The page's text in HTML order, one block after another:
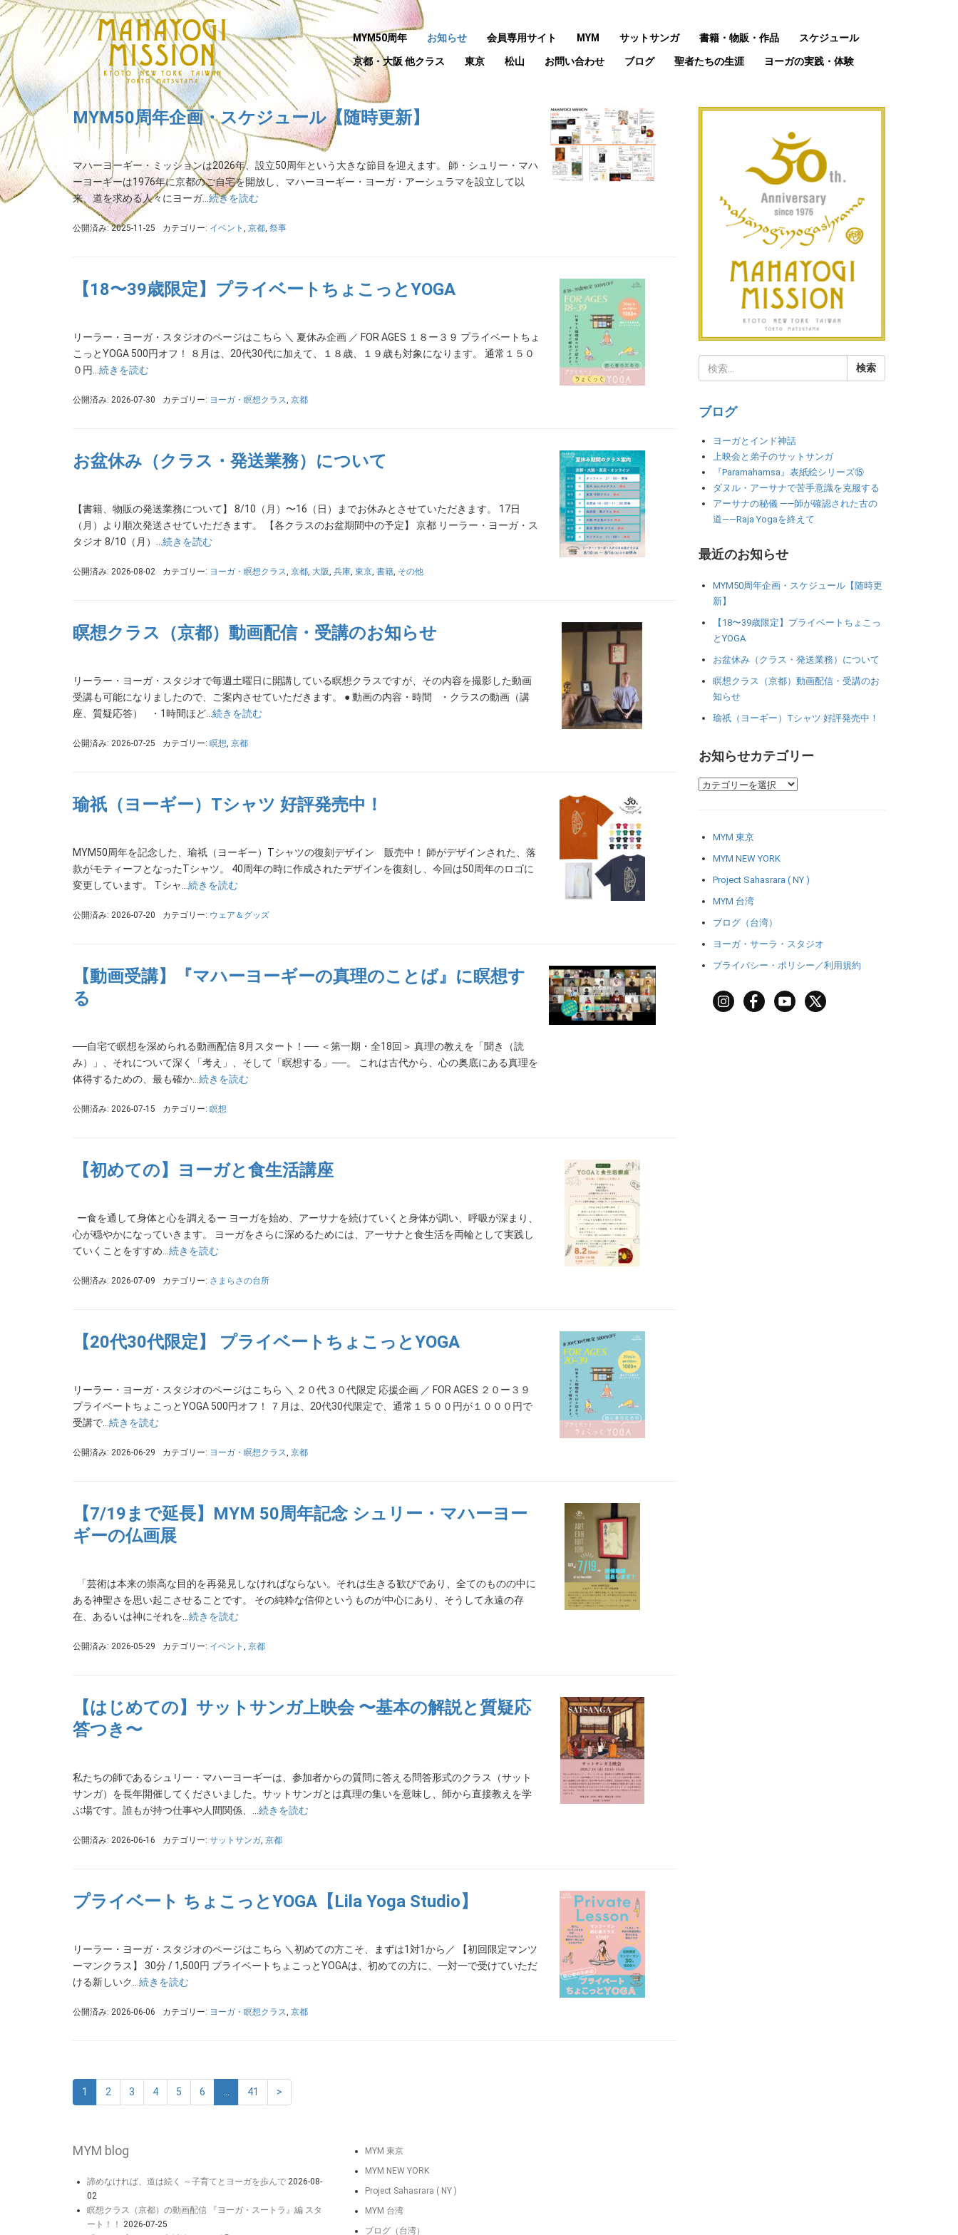
MYM50周年 お知らせ 会員専用サイト MYM サットサンガ 書籍・物販・作品 スケジュール
京都・大阪 他クラス 東京 松山 お問い合わせ ブログ 聖者たちの生涯 ヨーガの実践・体験
MYM50周年企画・スケジュール【随時更新】
マハーヨーギー・ミッションは2026年、設立50周年という大きな節目を迎えます。 師・シュリー・マハ
ーヨーギーは1976年に京都のご自宅を開放し、マハーヨーギー・ヨーガ・アーシュラマを設立して以
来、道を求める人々にヨーガ… 続きを読む
公開済み: 2025-11-25 カテゴリー: イベント , 京都, 祭事
【18〜39歳限定】プライベートちょこっとYOGA
リーラー・ヨーガ・スタジオのページはこちら ＼ 夏休み企画 ／ FOR AGES １８ー３９ プライベートちょ
こっとYOGA 500円オフ！ ８月は、20代30代に加えて、１８歳、１９歳も対象になります。 通常１５０
０円… 続きを読む
公開済み: 2026-07-30 カテゴリー: ヨーガ・瞑想クラス, 京都
お盆休み（クラス・発送業務）について
【書籍、物販の発送業務について】 8/10（月）〜16（日）までお休みとさせていただきます。 17日
（月）より順次発送させていただきます。 【各クラスのお盆期間中の予定】 京都 リーラー・ヨーガ・ス
タジオ 8/10（月）… 続きを読む
公開済み: 2026-08-02 カテゴリー: ヨーガ・瞑想クラス, 京都, 大阪, 兵庫, 東京, 書籍, その他
瞑想クラス（京都）動画配信・受講のお知らせ
リーラー・ヨーガ・スタジオで毎週土曜日に開講している瞑想クラスですが、その内容を撮影した動画
受講も可能になりましたので、ご案内させていただきます。 ● 動画の内容・時間 ・クラスの動画（講
座、質疑応答） ・1時間ほど… 続きを読む
公開済み: 2026-07-25 カテゴリー: 瞑想, 京都
瑜祇（ヨーギー）Tシャツ 好評発売中！
MYM50周年を記念した、瑜祇（ヨーギー）Tシャツの復刻デザイン 販売中！ 師がデザインされた、落
款がモティーフとなったTシャツ。 40周年の時に作成されたデザインを復刻し、今回は50周年のロゴに
変更しています。 Tシャ… 続きを読む
公開済み: 2026-07-20 カテゴリー: ウェア＆グッズ
【動画受講】『マハーヨーギーの真理のことば』に瞑想す
る
──自宅で瞑想を深められる動画配信 8月スタート！── ＜第一期・全18回＞ 真理の教えを「聞き（読
み）」、それについて深く「考え」、そして「瞑想する」──。 これは古代から、心の奥底にある真理を
体得するための、最も確か… 続きを読む
公開済み: 2026-07-15 カテゴリー: 瞑想
【初めての】ヨーガと食生活講座
ー食を通して身体と心を調えるー ヨーガを始め、アーサナを続けていくと身体が調い、呼吸が深まり、
心が穏やかになっていきます。 ヨーガをさらに深めるためには、アーサナと食生活を両輪として実践し
ていくことをすすめ… 続きを読む
公開済み: 2026-07-09 カテゴリー: さまらさの台所
【20代30代限定】 プライベートちょこっとYOGA
リーラー・ヨーガ・スタジオのページはこちら ＼ ２０代３０代限定 応援企画 ／ FOR AGES ２０ー３９
プライベートちょこっとYOGA 500円オフ！ ７月は、20代30代限定で、通常１５００円が１０００円で
受講で… 続きを読む
公開済み: 2026-06-29 カテゴリー: ヨーガ・瞑想クラス, 京都
【7/19まで延長】MYM 50周年記念 シュリー・マハーヨー
ギーの仏画展
「芸術は本来の崇高な目的を再発見しなければならない。それは生きる歓びであり、全てのものの中に
ある神聖さを思い起こさせることです。 その純粋な信仰というものが中心にあり、そうして永遠の存
在、あるいは神にそれを… 続きを読む
公開済み: 2026-05-29 カテゴリー: イベント , 京都
【はじめての】サットサンガ上映会 〜基本の解説と質疑応
答つき〜
私たちの師であるシュリー・マハーヨーギーは、参加者からの質問に答える問答形式のクラス（サット
サンガ）を長年開催してくださいました。サットサンガとは真理の集いを意味し、師から直接教えを学
ぶ場です。誰もが持つ仕事や人間関係、… 続きを読む
公開済み: 2026-06-16 カテゴリー: サットサンガ, 京都
プライベート ちょこっとYOGA【Lila Yoga Studio】
リーラー・ヨーガ・スタジオのページはこちら ＼初めての方こそ、まずは1対1から／ 【初回限定マンツ
ーマンクラス】 30分 / 1,500円 プライベートちょこっとYOGAは、初めての方に、一対一で受けていただ
ける新しいク… 続きを読む
公開済み: 2026-06-06 カテゴリー: ヨーガ・瞑想クラス, 京都
1 2 3 4 5 6 41 >
ブログ
ヨーガとインド神話
上映会と弟子のサットサンガ
『Paramahamsa』表紙絵シリーズ⑮
ダヌル・アーサナで苦手意識を克服する
アーサナの秘儀 ――師が確認された古の
道――Raja Yogaを終えて
最近のお知らせ
MYM50周年企画・スケジュール【随時更
新】
【18〜39歳限定】プライベートちょこっ
とYOGA
お盆休み（クラス・発送業務）について
瞑想クラス（京都）動画配信・受講のお
知らせ
瑜祇（ヨーギー）Tシャツ 好評発売中！
お知らせカテゴリー
MYM 東京
MYM NEW YORK
Project Sahasrara ( NY )
MYM 台湾
ブログ（台湾）
ヨーガ・サーラ・スタジオ
プライバシー・ポリシー／利用規約
MYM blog
諦めなければ、道は続く ～子育てとヨーガを歩んで 2026-08-
02
瞑想クラス（京都）の動画配信 『ヨーガ・スートラ』編 スタ
ート！！ 2026-07-25
MYM 東京
MYM NEW YORK
Project Sahasrara ( NY )
MYM 台湾
ブログ（台湾）